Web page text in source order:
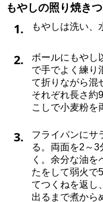
もやしの照り焼き
1. もやしは洗い、
2.
ボールにもやし
で手でよく練り
て折りながら混
それぞれ長さ約
こしで小麦粉を
3.
フライパンにサ
る。両面を2～
く。余分な油を
たをして弱火で
てつくねを返し
出るまで煮から